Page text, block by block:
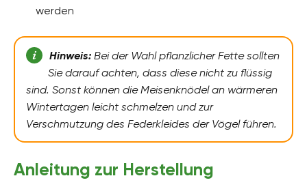
werden
Hinweis:Bei der Wahl pflanzlicher Fette sollten
Sie darauf achten, dass diese nicht zu flüssig
sind. Sonst können die Meisenknödel an wärmeren
Wintertagen leicht schmelzen und zur
Verschmutzung des Federkleides der Vögel führen.
Anleitung zur Herstellung